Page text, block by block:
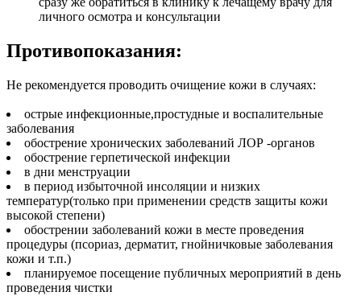
личного осмотра и консультации
Противопоказания:
Не рекомендуется проводить очищение кожи в случаях:
острые инфекционные,простудные и воспалительные
заболевания
обострение хронических заболеваний ЛОР -органов
обострение герпетической инфекции
в дни менструации
в период избыточной инсоляции и низких
температур(только при применении средств защиты кожи
высокой степени)
обострении заболеваний кожи в месте проведения
процедуры (псориаз, дерматит, гнойничковые заболевания
кожи и т.п.)
планируемое посещение публичных мероприятий в день
проведения чистки